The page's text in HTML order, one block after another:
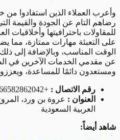
وأعرب العملاء الذين استفادوا
رضاهم التام عن الجودة والقيمة
للمقاولات باحترافيتها وأخلاقيات
على التعبئة مهارات ممتازة، مما
الوقت المناسب، وبالإضافة إلى
عن مقدمي الخدمات الآخرين في
ومستعدون دائمًا للمساعدة،
رقم الاتصال : +966582862042
العنوان :
العربية السعودية
شاهد أيضاً: